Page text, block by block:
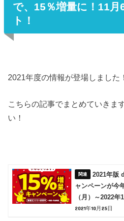
で、15％増量に！11
ト！
2021年度の情報が登場しました！
こちらの記事でまとめていきま
い！
2021年版
ャンペーンが今
（月）～2022年
2021年10月25日